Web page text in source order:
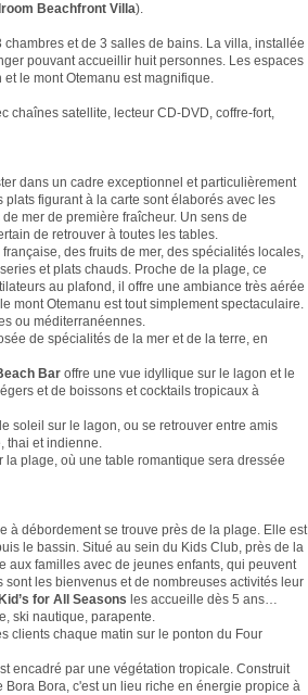
Beachfront Villa).
et de 3 salles de bains. La villa, installée
pouvant accueillir huit personnes. Les espaces
le mont Otemanu est magnifique.
chaînes satellite, lecteur CD-DVD, coffre-fort,
dans un cadre exceptionnel et particulièrement
figurant à la carte sont élaborés avec les
mer de première fraîcheur. Un sens de
de retrouver à toutes les tables.
des fruits de mer, des spécialités locales,
et plats chauds. Proche de la plage, ce
au plafond, il offre une ambiance très aérée
mont Otemanu est tout simplement spectaculaire.
ou méditerranéennes.
de spécialités de la mer et de la terre, en
Bar offre une vue idyllique sur le lagon et le
et de boissons et cocktails tropicaux à
soleil sur le lagon, ou se retrouver entre amis
thai et indienne.
plage, où une table romantique sera dressée
à débordement se trouve près de la plage. Elle est
le bassin. Situé au sein du Kids Club, près de la
aux familles avec de jeunes enfants, qui peuvent
les bienvenus et de nombreuses activités leur
Kid’s for All Seasons les accueille dès 5 ans…
ski nautique, parapente.
clients chaque matin sur le ponton du Four
encadré par une végétation tropicale. Construit
Bora, c'est un lieu riche en énergie propice à